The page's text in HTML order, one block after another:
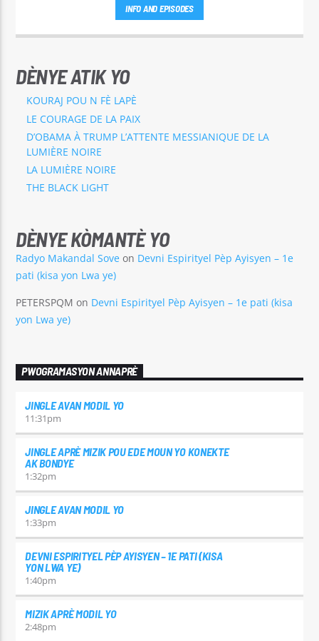
INFO AND EPISODES
DÈNYE ATIK YO
KOURAJ POU N FÈ LAPÈ
LE COURAGE DE LA PAIX
D’OBAMA À TRUMP L’ATTENTE MESSIANIQUE DE LA
LUMIÈRE NOIRE
LA LUMIÈRE NOIRE
THE BLACK LIGHT
DÈNYE KÒMANTÈ YO
Radyo Makandal Sove on Devni Espirityel Pèp Ayisyen – 1e
pati (kisa yon Lwa ye)
PETERSPQM on Devni Espirityel Pèp Ayisyen – 1e pati (kisa
yon Lwa ye)
PWOGRAMASYON ANNAPRÈ
JINGLE AVAN MODIL YO
11:31pm
JINGLE APRÈ MIZIK POU EDE MOUN YO KONEKTE
AK BONDYE
1:32pm
JINGLE AVAN MODIL YO
1:33pm
DEVNI ESPIRITYEL PÈP AYISYEN – 1E PATI (KISA
YON LWA YE)
1:40pm
MIZIK APRÈ MODIL YO
2:48pm